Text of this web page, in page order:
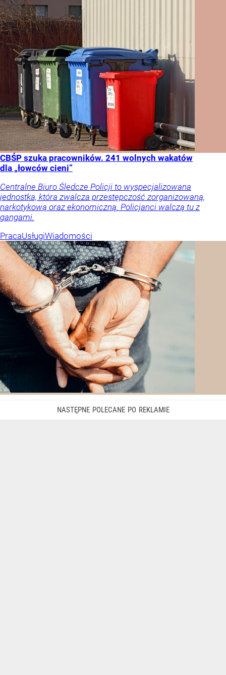
CBŚP szuka pracowników. 241 wolnych wakatów
dla „łowców cieni”
Centralne Biuro Śledcze Policji to wyspecjalizowana
jednostka, która zwalcza przestępczość zorganizowaną,
narkotykową oraz ekonomiczną. Policjanci walczą tu z
gangami.
PracaUsługiWiadomości